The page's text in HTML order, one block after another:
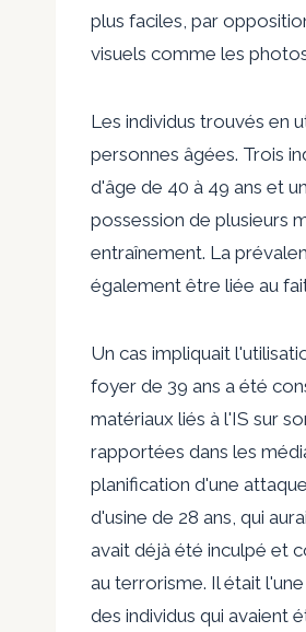
plus faciles, par
visuels comme les
Les individus trouvés en
personnes âgées. Trois
d'âge de 40 à 49 ans et
possession de plusieurs
entraînement. La
également être liée au
Un cas impliquait
foyer de 39 ans a été
matériaux liés à l'IS sur
rapportées dans les
planification d'une
d'usine de 28 ans, qui
avait déjà été inculpé et
au terrorisme. Il était
des individus qui avaient